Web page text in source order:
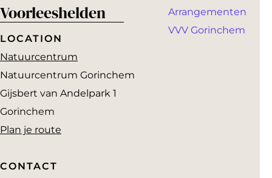
g
e
Arrangementen
VVV Gorinchem
Voorleeshelden
LOCATION
Natuurcentrum
Natuurcentrum Gorinchem
Gijsbert van Andelpark 1
Gorinchem
Plan je route
CONTACT